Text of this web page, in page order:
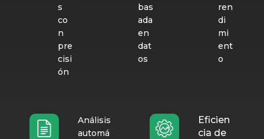
s
co
n
pre
cisi
ón
bas
ada
en
dat
os
ren
di
mi
ent
o
Análisis
automá
Eficien
cia de